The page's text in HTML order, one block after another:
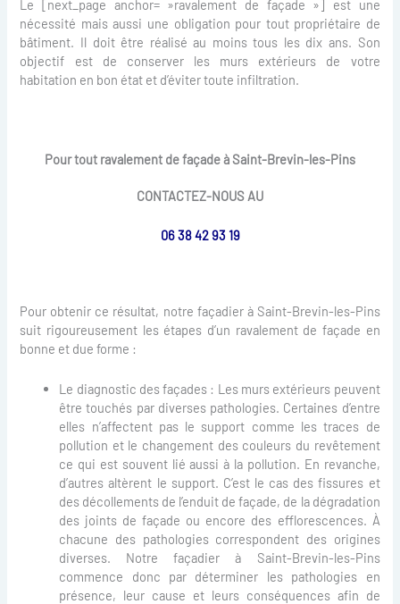
Le [next_page anchor= »ravalement de façade »] est une
nécessité mais aussi une obligation pour tout propriétaire de
bâtiment. Il doit être réalisé au moins tous les dix ans. Son
objectif est de conserver les murs extérieurs de votre
habitation en bon état et d’éviter toute infiltration.
Pour tout ravalement de façade à Saint-Brevin-les-Pins
CONTACTEZ-NOUS AU
06 38 42 93 19
Pour obtenir ce résultat, notre façadier à Saint-Brevin-les-Pins
suit rigoureusement les étapes d’un ravalement de façade en
bonne et due forme :
Le diagnostic des façades : Les murs extérieurs peuvent
être touchés par diverses pathologies. Certaines d’entre
elles n’affectent pas le support comme les traces de
pollution et le changement des couleurs du revêtement
ce qui est souvent lié aussi à la pollution. En revanche,
d’autres altèrent le support. C’est le cas des fissures et
des décollements de l’enduit de façade, de la dégradation
des joints de façade ou encore des efflorescences. À
chacune des pathologies correspondent des origines
diverses. Notre façadier à Saint-Brevin-les-Pins
commence donc par déterminer les pathologies en
présence, leur cause et leurs conséquences afin de